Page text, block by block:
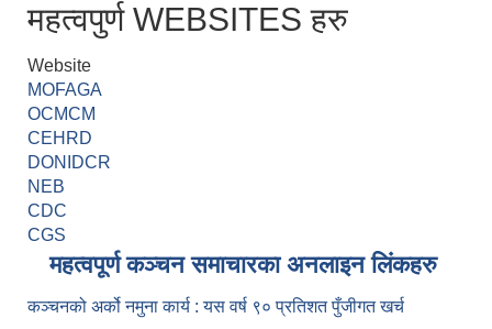
महत्वपुर्ण WEBSITES हरु
Website
MOFAGA
OCMCM
CEHRD
DONIDCR
NEB
CDC
CGS
महत्वपूर्ण कञ्चन समाचारका अनलाइन लिंकहरु
कञ्चनको अर्को नमुना कार्य : यस वर्ष ९० प्रतिशत पुँजीगत खर्च